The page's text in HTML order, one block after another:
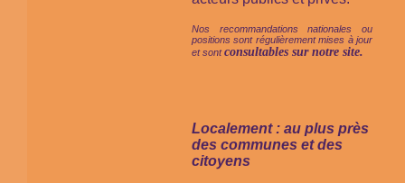
Nos recommandations nationales ou
positions sont régulièrement mises à jour
et sontconsultables sur notre site.
Localement : au plus près
des communes et des
citoyens